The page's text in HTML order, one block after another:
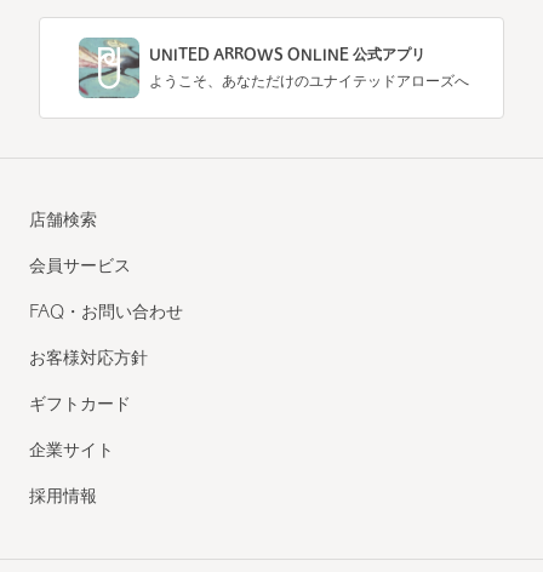
UNITED ARROWS ONLINE 公式アプリ
ようこそ、あなただけのユナイテッドアローズへ
店舗検索
会員サービス
FAQ・お問い合わせ
お客様対応方針
ギフトカード
企業サイト
採用情報